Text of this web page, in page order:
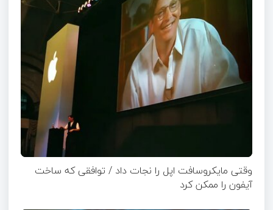
وقتی مایکروسافت اپل را نجات داد / توافقی که ساخت
آیفون را ممکن کرد